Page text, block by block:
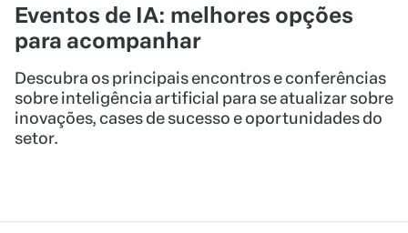
Eventos de IA: melhores opções
para acompanhar
Descubra os principais encontros e conferências
sobre inteligência artificial para se atualizar sobre
inovações, cases de sucesso e oportunidades do
setor.